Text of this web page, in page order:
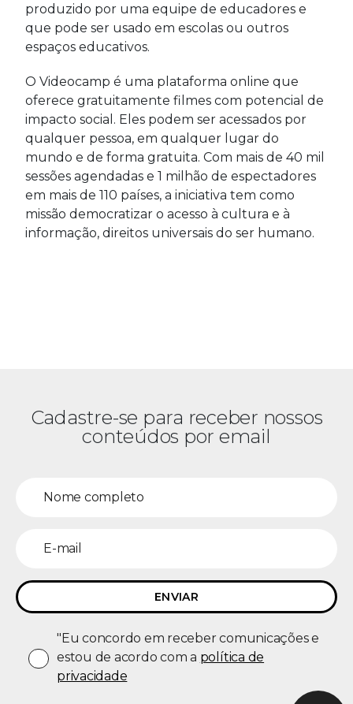
produzido por uma equipe de educadores e
que pode ser usado em escolas ou outros
espaços educativos.
O Videocamp é uma plataforma online que
oferece gratuitamente filmes com potencial de
impacto social. Eles podem ser acessados por
qualquer pessoa, em qualquer lugar do
mundo e de forma gratuita. Com mais de 40 mil
sessões agendadas e 1 milhão de espectadores
em mais de 110 países, a iniciativa tem como
missão democratizar o acesso à cultura e à
informação, direitos universais do ser humano.
Cadastre-se para receber nossos
conteúdos por email
"Eu concordo em receber comunicações e
estou de acordo com a política de
privacidade